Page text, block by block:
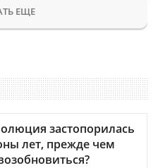
ЕЩЕ
застопорилась
лет, прежде чем